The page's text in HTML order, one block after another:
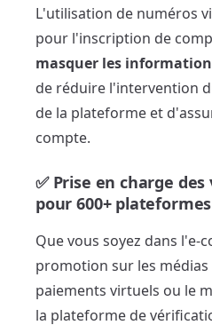
L'utilisation de numéros
pour l'inscription de
masquer les
de réduire l'intervention
de la plateforme et
compte.
✅ Prise en charge
pour 600+ plateformes
Que vous soyez dans l'e-
promotion sur les médias
paiements virtuels ou le
la plateforme de